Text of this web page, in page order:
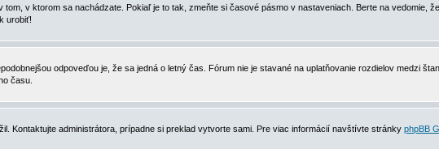
v ktorom sa nachádzate. Pokiaľ je to tak, zmeňte si časové pásmo v nastaveniach. Berte na vedomie,
urobiť!
odpoveďou je, že sa jedná o letný čas. Fórum nie je stavané na uplatňovanie rozdielov medzi
času.
Kontaktujte administrátora, prípadne si preklad vytvorte sami. Pre viac informácií navštívte stránky phpBB